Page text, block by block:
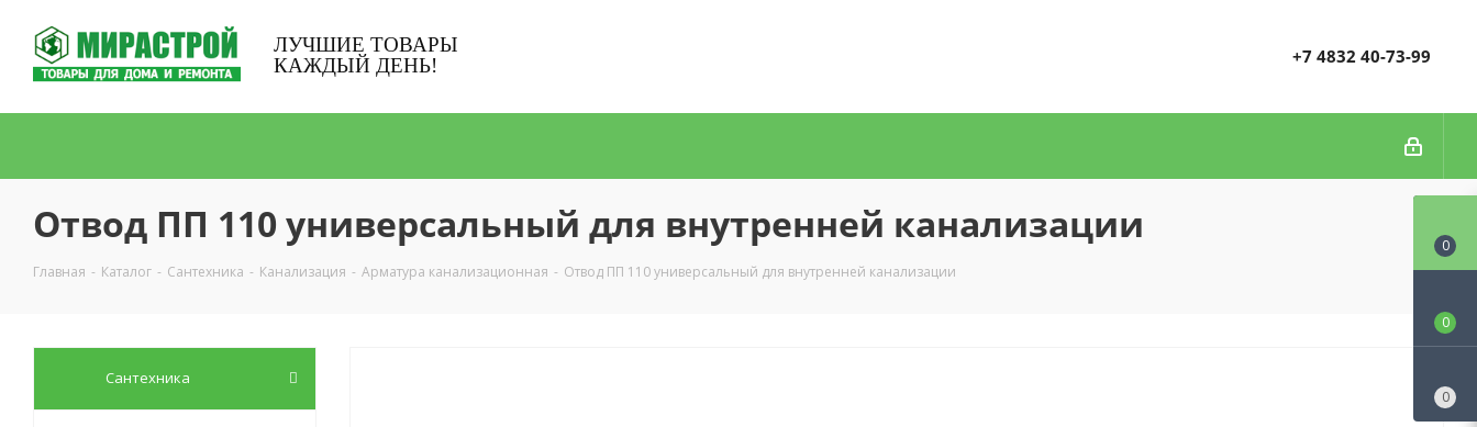
ЛУЧШИЕ ТОВАРЫ
КАЖДЫЙ ДЕНЬ!
+7 4832 40-73-99
Отвод ПП 110 универсальный для внутренней канализации
Главная - Каталог - Сантехника - Канализация - Арматура канализационная - Отвод ПП 110 универсальный для внутренней канализации
Сантехника
0
0
0